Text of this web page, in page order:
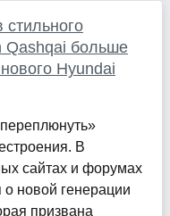
Qashqai больше
Hyundai
В
сайтах и форумах
о новой генерации
призвана